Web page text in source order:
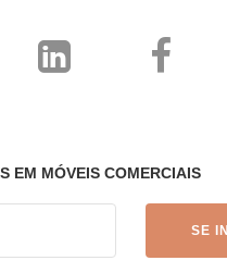
personalizados da
EM MÓVEIS COMERCIAIS